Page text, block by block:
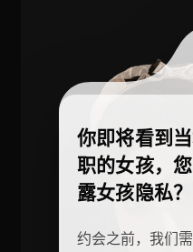
你即将看到
职的女孩，
露女孩隐私？
约会之前，我们